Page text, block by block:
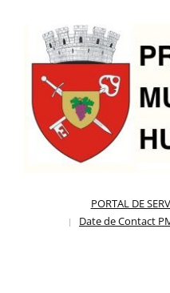
PORTAL DE
Date de Contact